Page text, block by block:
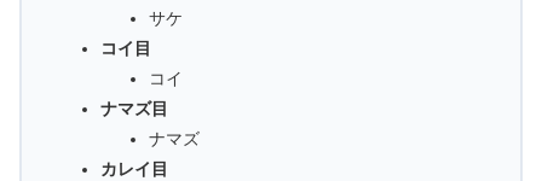
サケ
コイ目
コイ
ナマズ目
ナマズ
カレイ目